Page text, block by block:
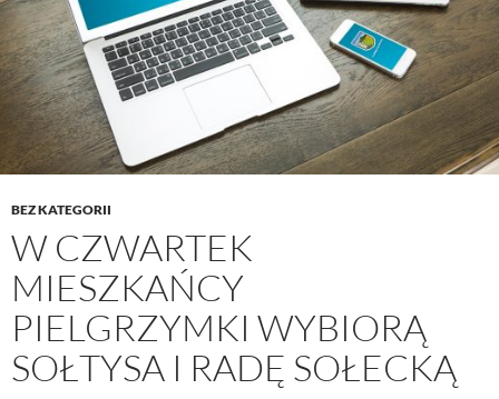
BEZ KATEGORII
W CZWARTEK
MIESZKAŃCY
PIELGRZYMKI WYBIORĄ
SOŁTYSA I RADĘ SOŁECKĄ